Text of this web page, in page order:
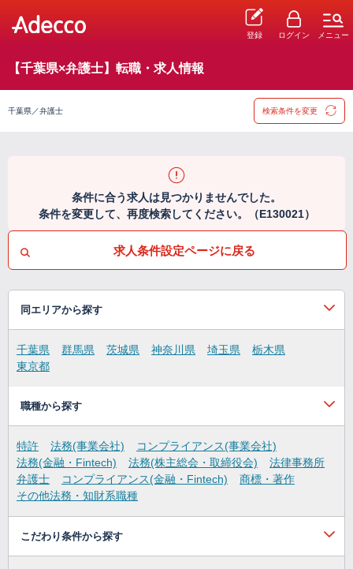
登録 ログイン メニュー
【千葉県×弁護士】転職・求人情報
千葉県／弁護士 検索条件を変更
条件に合う求人は見つかりませんでした。
条件を変更して、再度検索してください。（E130021）
求人条件設定ページに戻る
同エリアから探す
千葉県 群馬県 茨城県 神奈川県 埼玉県
栃木県
東京都
職種から探す
特許 法務(事業会社)
コンプライアンス(事業会社)
法務(金融・Fintech)
法務(株主総会・取締役会)
法律事務所
弁護士
コンプライアンス(金融・Fintech)
商標・著作
その他法務・知財系職種
こだわり条件から探す